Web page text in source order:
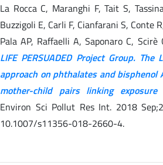
La Rocca C, Maranghi F, Tait S,
Buzzigoli E, Carli F, Cianfarani S, Conte
Pala AP, Raffaelli A, Saponaro C, Scirè
LIFE PERSUADED Project Group. The
approach on phthalates and
mother-child pairs linking
Environ Sci Pollut Res Int. 2018
10.1007/s11356-018-2660-4.